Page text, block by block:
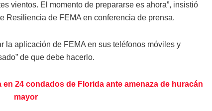
vientos. El momento de prepararse es ahora”, insistió
Resiliencia de FEMA en conferencia de prensa.
la aplicación de FEMA en sus teléfonos móviles y
de que debe hacerlo.
en 24 condados de Florida ante amenaza de huracán
mayor